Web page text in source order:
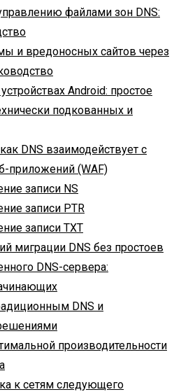
файлами зон DNS:
и вредоносных сайтов через
Android: простое
подкованных и
DNS взаимодействует с
приложений (WAF)
записи NS
записи PTR
записи TXT
миграции DNS без простоев
DNS-сервера:
DNS и
производительности
к сетям следующего